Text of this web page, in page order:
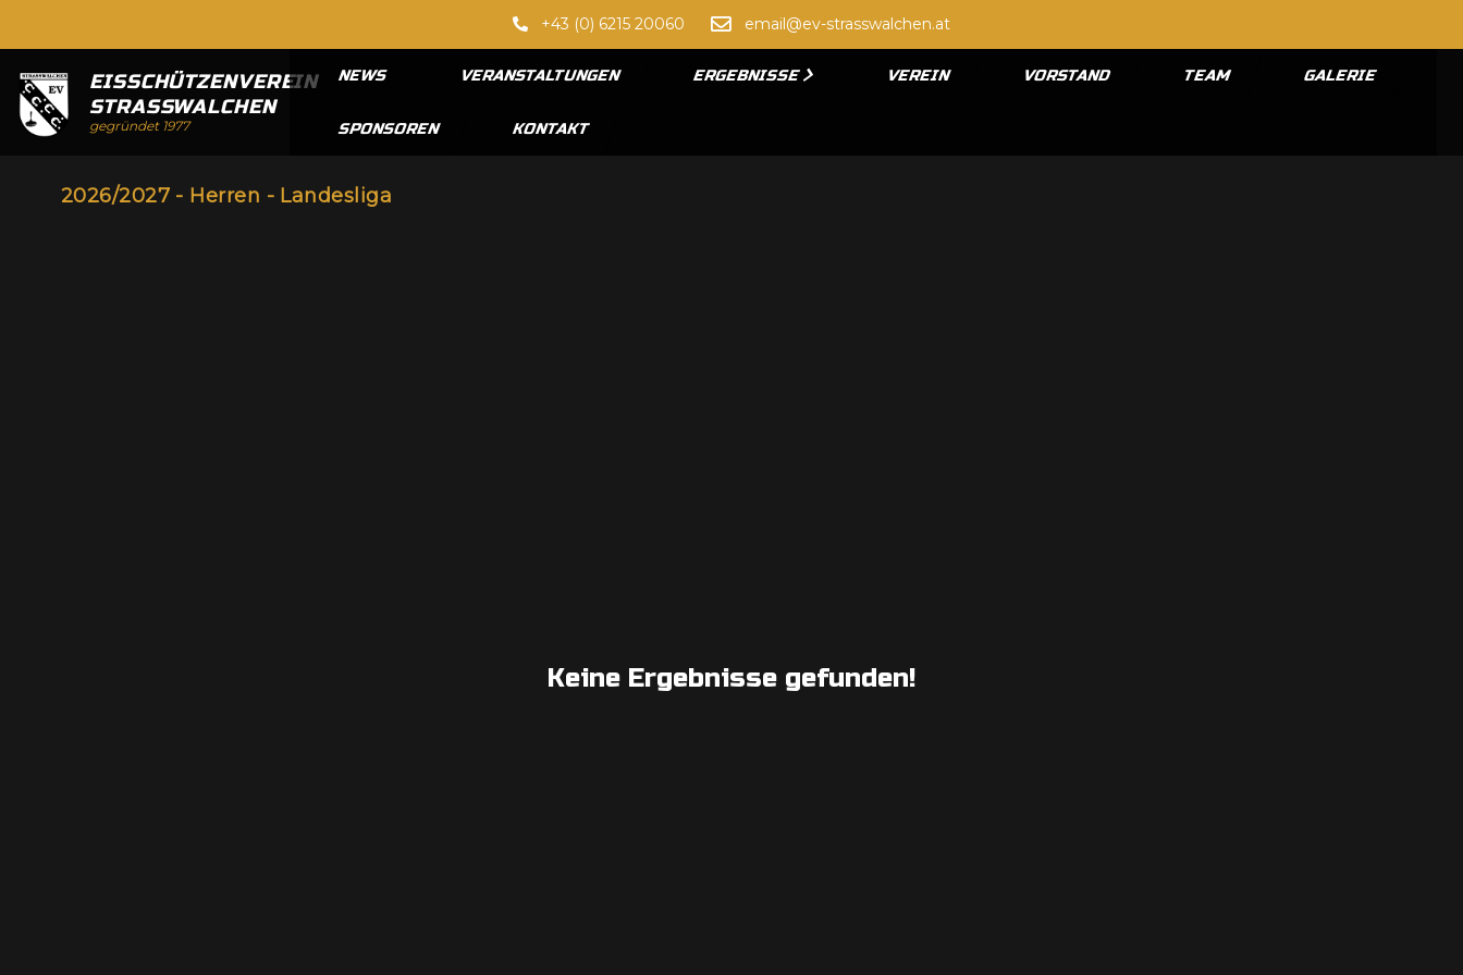
+43 (0) 6215 20060 email@ev-strasswalchen.at
EISSCHÜTZENVEREIN
STRASSWALCHEN
gegründet 1977
NEWS VERANSTALTUNGEN ERGEBNISSE VEREIN VORSTAND TEAM GALERIE
SPONSOREN KONTAKT
2026/2027 - Herren - Landesliga
Keine Ergebnisse gefunden!